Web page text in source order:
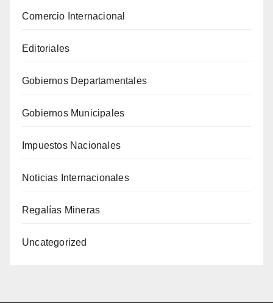
Comercio Internacional
Editoriales
Gobiernos Departamentales
Gobiernos Municipales
Impuestos Nacionales
Noticias Internacionales
Regalías Mineras
Uncategorized